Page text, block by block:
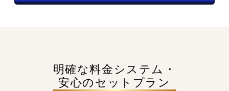
明確な料金システム・
安心のセットプラン